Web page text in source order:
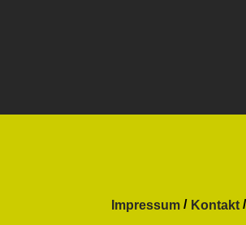
Impressum Kontakt